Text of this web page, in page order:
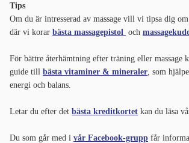
Tips
Om du är intresserad av massage vill vi tipsa dig
där vi korar bästa massagepistol och
För bättre återhämtning efter träning eller massage
guide till bästa vitaminer & mineraler , som
energi och balans.
Letar du efter det bästa kreditkortet kan du läsa
Du som går med i vår Facebook-grupp får